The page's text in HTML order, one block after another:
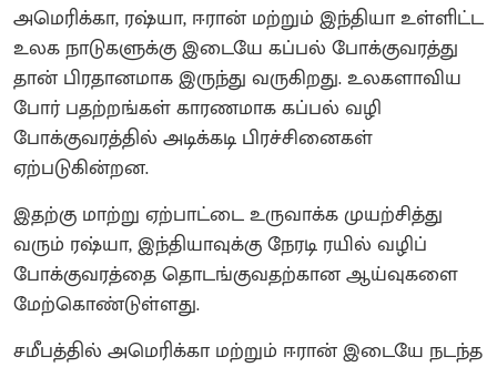
அமெரிக்கா, ரஷ்யா, ஈரான் மற்றும் இந்தியா உள்ளிட்ட
உலக நாடுகளுக்கு இடையே கப்பல் போக்குவரத்து
தான் பிரதானமாக இருந்து வருகிறது. உலகளாவிய
போர் பதற்றங்கள் காரணமாக கப்பல் வழி
போக்குவரத்தில் அடிக்கடி பிரச்சினைகள்
ஏற்படுகின்றன.
இதற்கு மாற்று ஏற்பாட்டை உருவாக்க முயற்சித்து
வரும் ரஷ்யா, இந்தியாவுக்கு நேரடி ரயில் வழிப்
போக்குவரத்தை தொடங்குவதற்கான ஆய்வுகளை
மேற்கொண்டுள்ளது.
சமீபத்தில் அமெரிக்கா மற்றும் ஈரான் இடையே நடந்த